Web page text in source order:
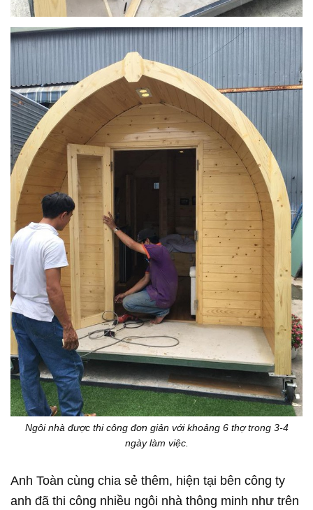
Ngôi nhà được thi công đơn giản với khoảng 6 thợ trong 3-4
ngày làm việc.
Anh Toàn cùng chia sẻ thêm, hiện tại bên công ty
anh đã thi công nhiều ngôi nhà thông minh như trên